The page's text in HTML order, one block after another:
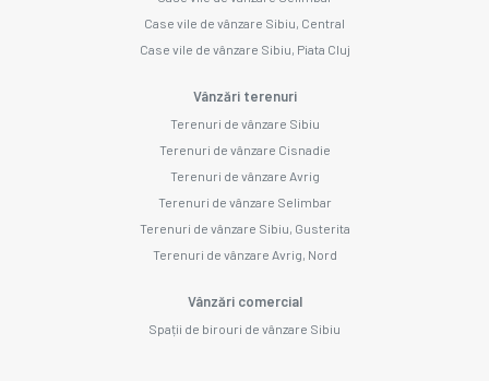
Case vile de vânzare Sibiu, Central
Case vile de vânzare Sibiu, Piata Cluj
Vânzări terenuri
Terenuri de vânzare Sibiu
Terenuri de vânzare Cisnadie
Terenuri de vânzare Avrig
Terenuri de vânzare Selimbar
Terenuri de vânzare Sibiu, Gusterita
Terenuri de vânzare Avrig, Nord
Vânzări comercial
Spații de birouri de vânzare Sibiu